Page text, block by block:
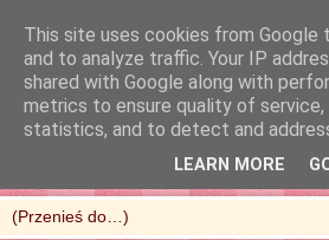
R'n'G Kitchen
This site uses cookies from Google
and to analyze traffic. Your IP
shared with Google along with
metrics to ensure quality of service,
statistics, and to detect and
LEARN MORE